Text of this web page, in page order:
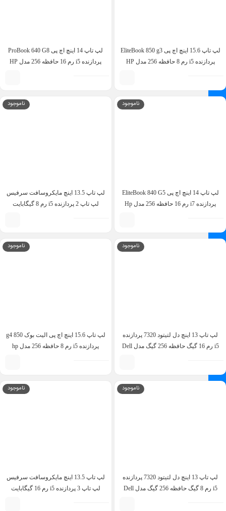
لپ تاپ 15.6 اینچ اچ پی EliteBook 850 g3
پردازنده i5 رم 8 حافظه 256 مدل HP
لپ تاپ 14 اینچ اچ پی ProBook 640 G8
پردازنده i5 رم 16 حافظه 256 مدل HP
ناموجود
لپ تاپ 14 اینچ اچ پی EliteBook 840 G5
پردازنده i7 رم 16 حافظه 256 مدل Hp
ناموجود
لپ تاپ 13.5 اینچ مایکروسافت سرفیس
لپ تاپ 2 پردازنده i5 رم 8 گیگابایت
ناموجود
لپ تاپ 13 اینچ دل لتیتود 7320 پردازنده
i5 رم 16 گیگ حافظه 256 گیگ مدل Dell
ناموجود
لپ تاپ 15.6 اینچ اچ پی الیت بوک 850 g4
پردازنده i5 رم 8 حافظه 256 مدل hp
ناموجود
لپ تاپ 13 اینچ دل لتیتود 7320 پردازنده
i5 رم 8 گیگ حافظه 256 گیگ مدل Dell
ناموجود
لپ تاپ 13.5 اینچ مایکروسافت سرفیس
لپ تاپ 3 پردازنده i5 رم 16 گیگابایت